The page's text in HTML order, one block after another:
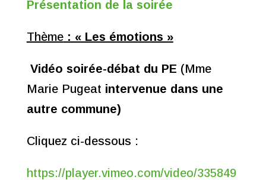
Présentation de la soirée
Thème: « Les émotions »
Vidéo soirée-débat du PE (Mme
Marie Pugeat intervenue dans une
autre commune)
Cliquez ci-dessous :
https://player.vimeo.com/video/335849